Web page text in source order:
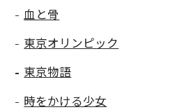
血と骨
東京オリンピック
東京物語
時をかける少女